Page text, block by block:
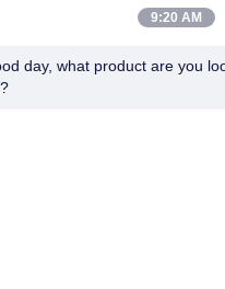
Haishu District, NINGBO,
9:20 AM
day, what product are you